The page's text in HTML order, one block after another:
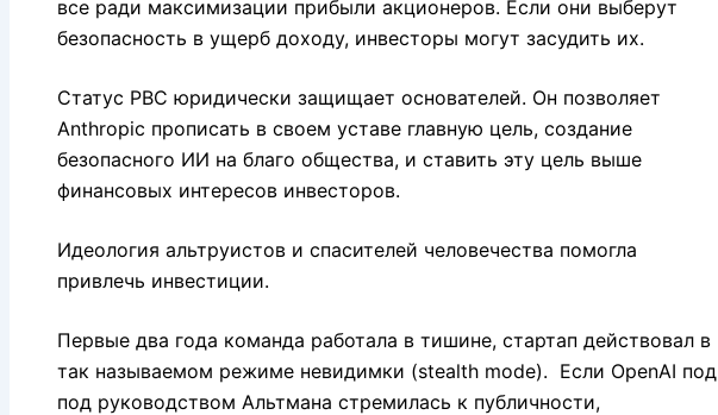
все ради максимизации прибыли акционеров. Если они выберут
безопасность в ущерб доходу, инвесторы могут засудить их.
Статус PBC юридически защищает основателей. Он позволяет
Anthropic прописать в своем уставе главную цель, создание
безопасного ИИ на благо общества, и ставить эту цель выше
финансовых интересов инвесторов.
Идеология альтруистов и спасителей человечества помогла
привлечь инвестиции.
Первые два года команда работала в тишине, стартап действовал в
так называемом режиме невидимки (stealth mode). Если OpenAI под
под руководством Альтмана стремилась к публичности,